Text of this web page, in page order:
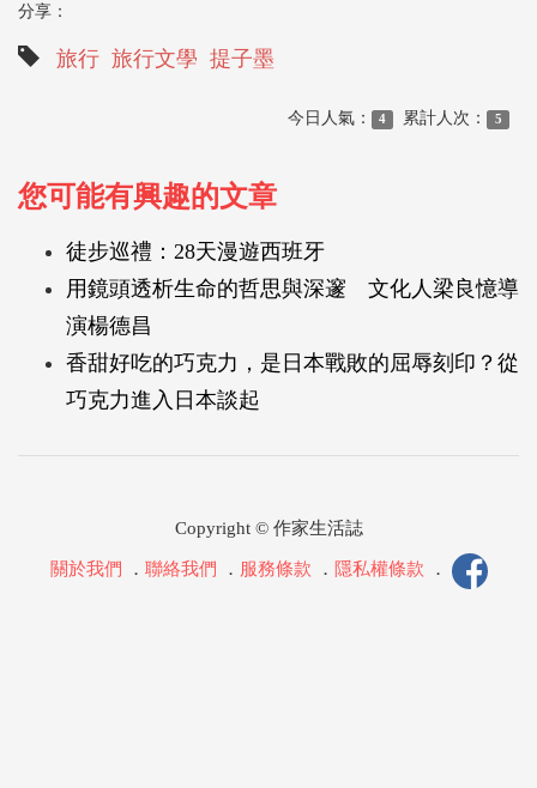
分享：
旅行 旅行文學 提子墨
今日人氣： 4 累計人次： 5
您可能有興趣的文章
徒步巡禮：28天漫遊西班牙
用鏡頭透析生命的哲思與深邃 文化人梁良憶導
演楊德昌
香甜好吃的巧克力，是日本戰敗的屈辱刻印？從
巧克力進入日本談起
Copyright © 作家生活誌
關於我們 ． 聯絡我們 ． 服務條款 ． 隱私權條款 ．